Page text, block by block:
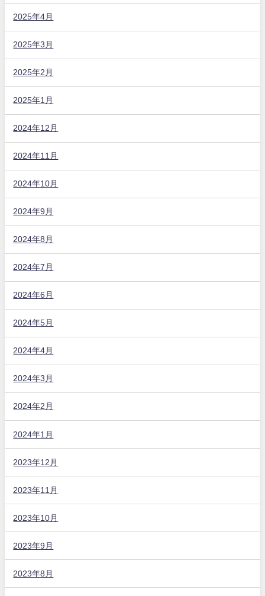
2025年4月
2025年3月
2025年2月
2025年1月
2024年12月
2024年11月
2024年10月
2024年9月
2024年8月
2024年7月
2024年6月
2024年5月
2024年4月
2024年3月
2024年2月
2024年1月
2023年12月
2023年11月
2023年10月
2023年9月
2023年8月